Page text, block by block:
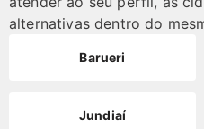
alternativas dentro do
Barueri
Jundiaí